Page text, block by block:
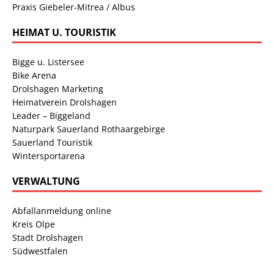
Praxis Giebeler-Mitrea / Albus
HEIMAT U. TOURISTIK
Bigge u. Listersee
Bike Arena
Drolshagen Marketing
Heimatverein Drolshagen
Leader – Biggeland
Naturpark Sauerland Rothaargebirge
Sauerland Touristik
Wintersportarena
VERWALTUNG
Abfallanmeldung online
Kreis Olpe
Stadt Drolshagen
Südwestfalen